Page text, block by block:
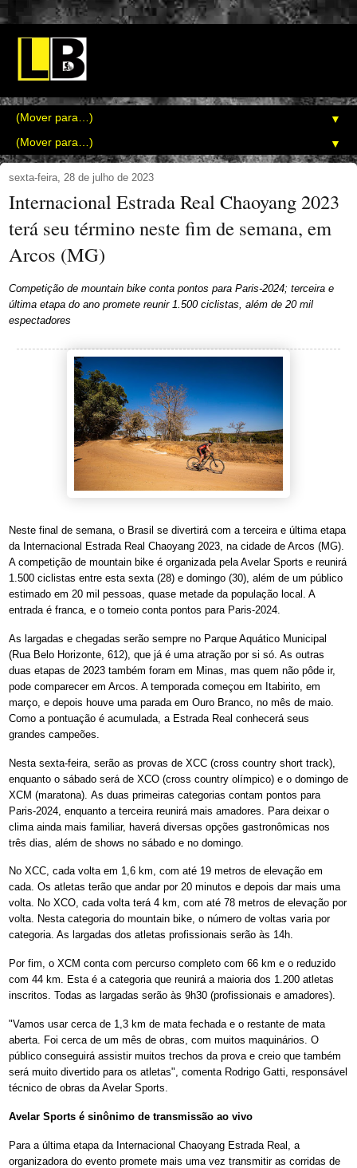
▼
▼
sexta-feira, 28 de julho de 2023
Internacional Estrada Real Chaoyang 2023
terá seu término neste fim de semana, em
Arcos (MG)
Competição de mountain bike conta pontos para Paris-2024; terceira e
última etapa do ano promete reunir 1.500 ciclistas, além de 20 mil
espectadores
Neste final de semana, o Brasil se divertirá com a terceira e última etapa
da Internacional Estrada Real Chaoyang 2023, na cidade de Arcos (MG).
A competição de mountain bike é organizada pela Avelar Sports e reunirá
1.500 ciclistas entre esta sexta (28) e domingo (30), além de um público
estimado em 20 mil pessoas, quase metade da população local. A
entrada é franca, e o torneio conta pontos para Paris-2024.
As largadas e chegadas serão sempre no Parque Aquático Municipal
(Rua Belo Horizonte, 612), que já é uma atração por si só. As outras
duas etapas de 2023 também foram em Minas, mas quem não pôde ir,
pode comparecer em Arcos. A temporada começou em Itabirito, em
março, e depois houve uma parada em Ouro Branco, no mês de maio.
Como a pontuação é acumulada, a Estrada Real conhecerá seus
grandes campeões.
Nesta sexta-feira, serão as provas de XCC (cross country short track),
enquanto o sábado será de XCO (cross country olímpico) e o domingo de
XCM (maratona). As duas primeiras categorias contam pontos para
Paris-2024, enquanto a terceira reunirá mais amadores. Para deixar o
clima ainda mais familiar, haverá diversas opções gastronômicas nos
três dias, além de shows no sábado e no domingo.
No XCC, cada volta em 1,6 km, com até 19 metros de elevação em
cada. Os atletas terão que andar por 20 minutos e depois dar mais uma
volta. No XCO, cada volta terá 4 km, com até 78 metros de elevação por
volta. Nesta categoria do mountain bike, o número de voltas varia por
categoria. As largadas dos atletas profissionais serão às 14h.
Por fim, o XCM conta com percurso completo com 66 km e o reduzido
com 44 km. Esta é a categoria que reunirá a maioria dos 1.200 atletas
inscritos. Todas as largadas serão às 9h30 (profissionais e amadores).
"Vamos usar cerca de 1,3 km de mata fechada e o restante de mata
aberta. Foi cerca de um mês de obras, com muitos maquinários. O
público conseguirá assistir muitos trechos da prova e creio que também
será muito divertido para os atletas", comenta Rodrigo Gatti, responsável
técnico de obras da Avelar Sports.
Avelar Sports é sinônimo de transmissão ao vivo
Para a última etapa da Internacional Chaoyang Estrada Real, a
organizadora do evento promete mais uma vez transmitir as corridas de